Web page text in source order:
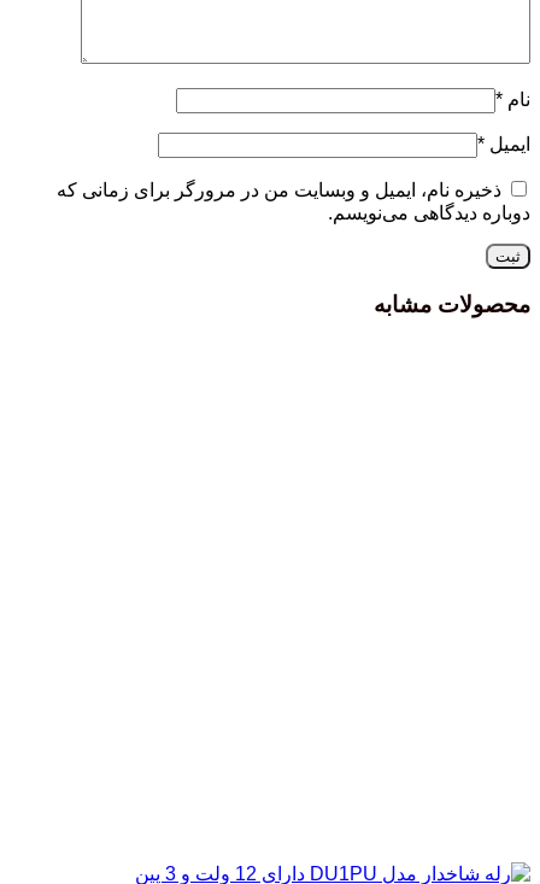
نام *
ایمیل *
ذخیره نام، ایمیل و وبسایت من در مرورگر برای زمانی که
دوباره دیدگاهی می‌نویسم.
محصولات مشابه